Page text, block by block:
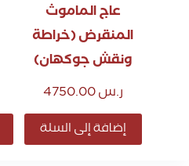
عاج الماموث
المنقرض (خراطة
ونقش جوكهان)
ر.س4750.00
إضافة إلى السلة